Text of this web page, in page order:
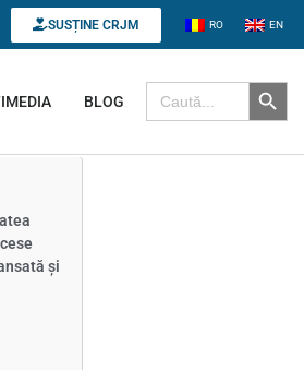
SUSȚINE CRJM RO EN
BLOG
Search for: Search
și